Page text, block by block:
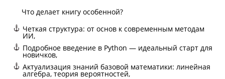
Что делает книгу особенной?
Четкая структура: от основ к современным методам
ИИ,
Подробное введение в Python — идеальный старт для
новичков,
Актуализация знаний базовой математики: линейная
алгебра, теория вероятностей,